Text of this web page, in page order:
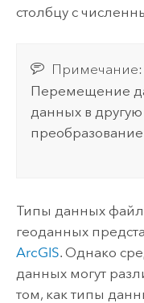
столбцу с
Примечание:
Перемещение
данных в
Типы данных
геоданных
ArcGIS. Однако
данных могут
том, как типы